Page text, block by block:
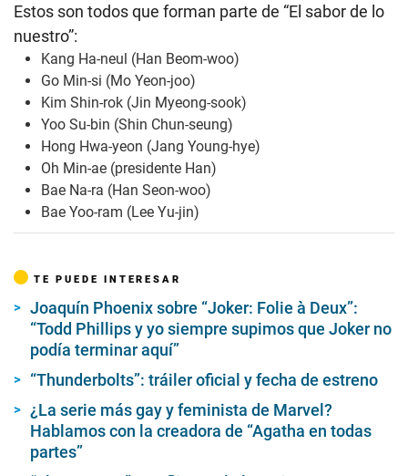
Estos son todos que forman parte de “El sabor de lo
nuestro”:
Kang Ha-neul (Han Beom-woo)
Go Min-si (Mo Yeon-joo)
Kim Shin-rok (Jin Myeong-sook)
Yoo Su-bin (Shin Chun-seung)
Hong Hwa-yeon (Jang Young-hye)
Oh Min-ae (presidente Han)
Bae Na-ra (Han Seon-woo)
Bae Yoo-ram (Lee Yu-jin)
TE PUEDE INTERESAR
Joaquín Phoenix sobre “Joker: Folie à Deux”:
“Todd Phillips y yo siempre supimos que Joker no
podía terminar aquí”
“Thunderbolts”: tráiler oficial y fecha de estreno
¿La serie más gay y feminista de Marvel?
Hablamos con la creadora de “Agatha en todas
partes”